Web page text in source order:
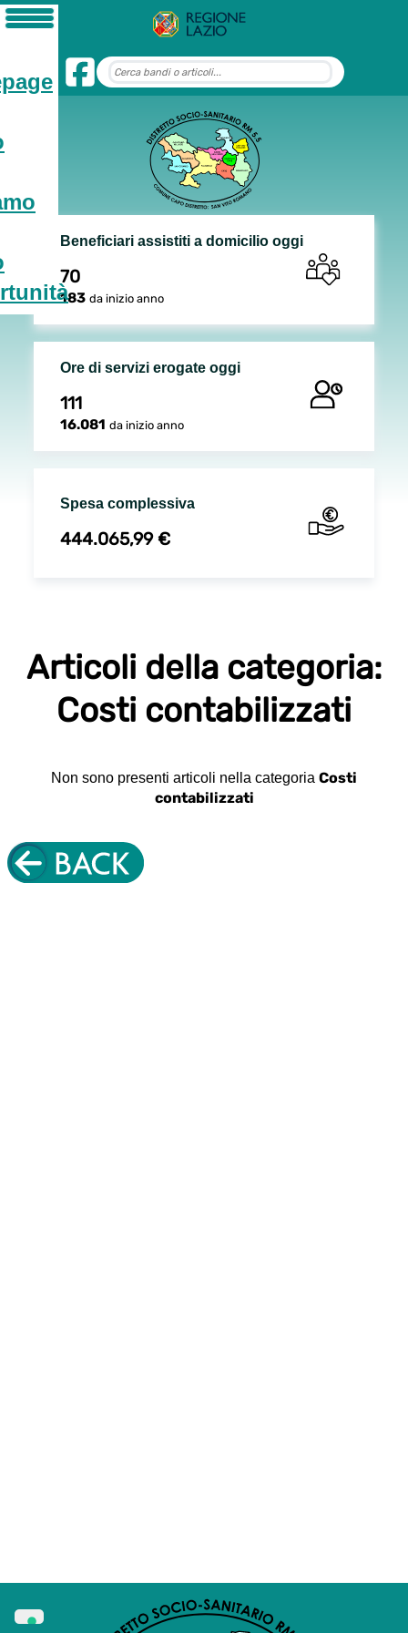
Beneficiari assistiti a domicilio oggi
70
183 da inizio anno
Ore di servizi erogate oggi
111
16.081 da inizio anno
Spesa complessiva
444.065,99 €
Articoli della categoria:
Costi contabilizzati
Non sono presenti articoli nella categoria Costi
contabilizzati